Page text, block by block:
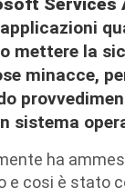
mettere la
minacce,
sistema
ha
e cosi è stato